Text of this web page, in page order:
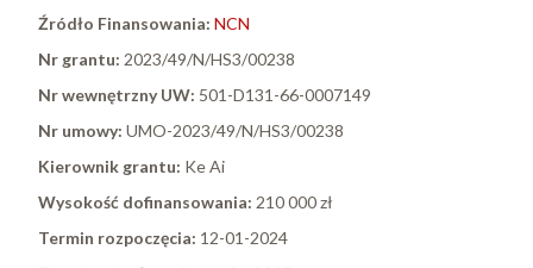
Źródło Finansowania: NCN
Nr grantu: 2023/49/N/HS3/00238
Nr wewnętrzny UW: 501-D131-66-0007149
Nr umowy: UMO-2023/49/N/HS3/00238
Kierownik grantu: Ke Ai
Wysokość dofinansowania: 210 000 zł
Termin rozpoczęcia: 12-01-2024